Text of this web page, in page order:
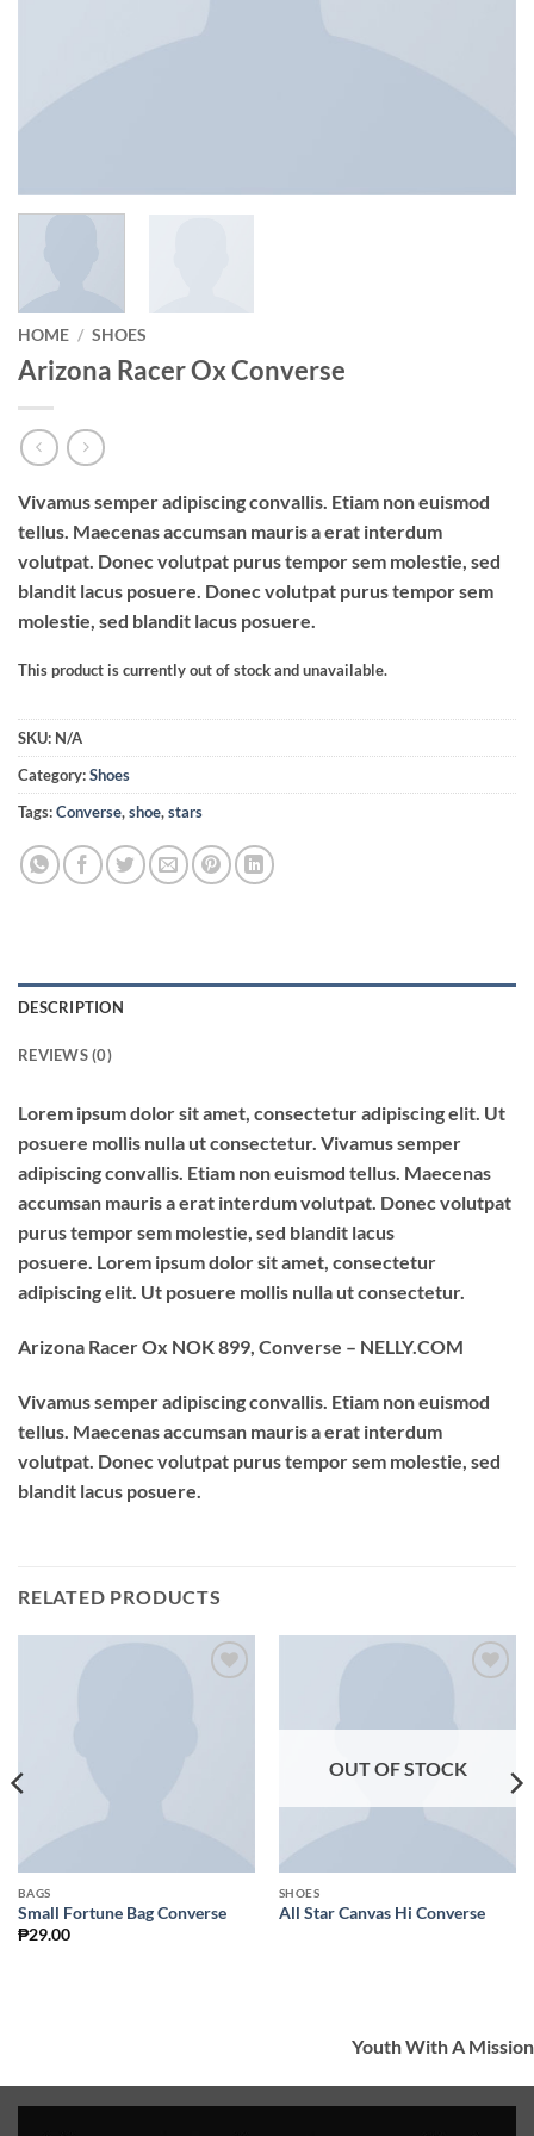
HOME / SHOES
Arizona Racer Ox Converse
Vivamus semper adipiscing convallis. Etiam non euismod
tellus. Maecenas accumsan mauris a erat interdum
volutpat. Donec volutpat purus tempor sem molestie, sed
blandit lacus posuere. Donec volutpat purus tempor sem
molestie, sed blandit lacus posuere.
This product is currently out of stock and unavailable.
SKU: N/A
Category:Shoes
Tags:Converse,shoe,stars
DESCRIPTION
REVIEWS (0)
Lorem ipsum dolor sit amet, consectetur adipiscing elit. Ut
posuere mollis nulla ut consectetur. Vivamus semper
adipiscing convallis. Etiam non euismod tellus. Maecenas
accumsan mauris a erat interdum volutpat. Donec volutpat
purus tempor sem molestie, sed blandit lacus
posuere. Lorem ipsum dolor sit amet, consectetur
adipiscing elit. Ut posuere mollis nulla ut consectetur.
Arizona Racer Ox NOK 899, Converse – NELLY.COM
Vivamus semper adipiscing convallis. Etiam non euismod
tellus. Maecenas accumsan mauris a erat interdum
volutpat. Donec volutpat purus tempor sem molestie, sed
blandit lacus posuere.
RELATED PRODUCTS
BAGS
Small Fortune Bag Converse
₱29.00
OUT OF STOCK
SHOES
All Star Canvas Hi Converse
Youth With A Mission